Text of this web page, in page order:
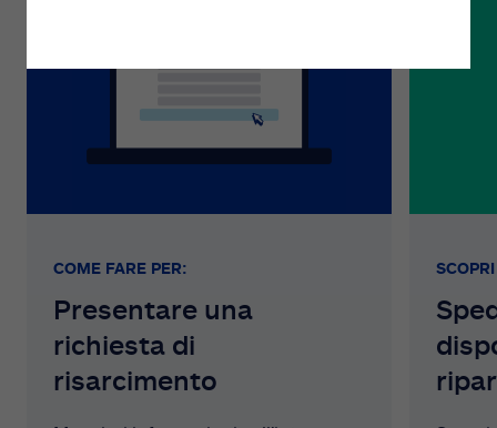
COME FARE PER:
Presentare una
richiesta di
risarcimento